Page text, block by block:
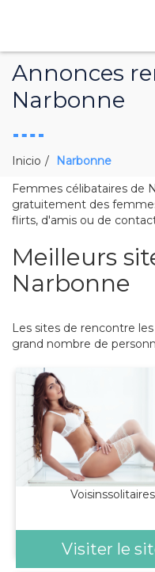
Annonces
Narbonne
Inicio
Narbonne
Femmes célibataires de
gratuitement des
flirts, d'amis ou de
Meilleurs
Narbonne
Les sites de rencontre
grand nombre de
Voisinssolitaires
Visiter le